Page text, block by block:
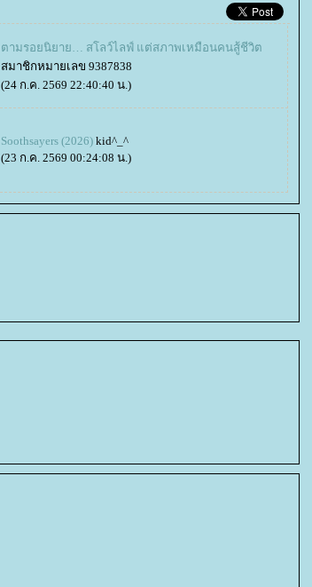
ตามรอยนิยาย… สโลว์ไลฟ์ แต่สภาพเหมือนคนสู้ชีวิต
สมาชิกหมายเลข 9387838
(24 ก.ค. 2569 22:40:40 น.)
Soothsayers (2026) kid^_^
(23 ก.ค. 2569 00:24:08 น.)